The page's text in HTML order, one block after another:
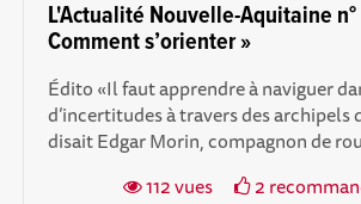
L'Actualité Nouvelle-Aquitaine n°
Comment s’orienter »
Édito «Il faut apprendre à naviguer
d’incertitudes à travers des archipels
disait Edgar Morin, compagnon de
112 vues
2